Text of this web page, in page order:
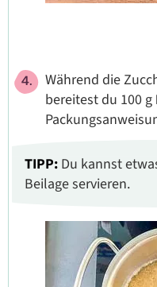
Während die
bereitest du 100 g
TIPP: Du kannst
Beilage servieren.